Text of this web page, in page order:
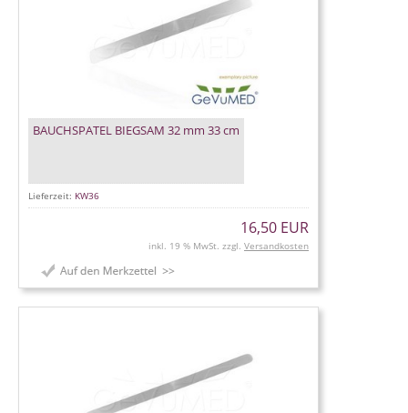
BAUCHSPATEL BIEGSAM 32 mm 33 cm
Lieferzeit: KW36
16,50 EUR
inkl. 19 % MwSt. zzgl. Versandkosten